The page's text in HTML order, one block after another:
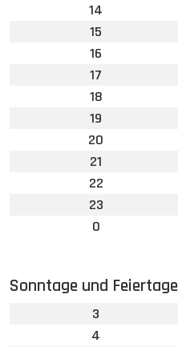
14
15
16
17
18
19
20
21
22
23
0
Sonntage und Feiertage
3
4